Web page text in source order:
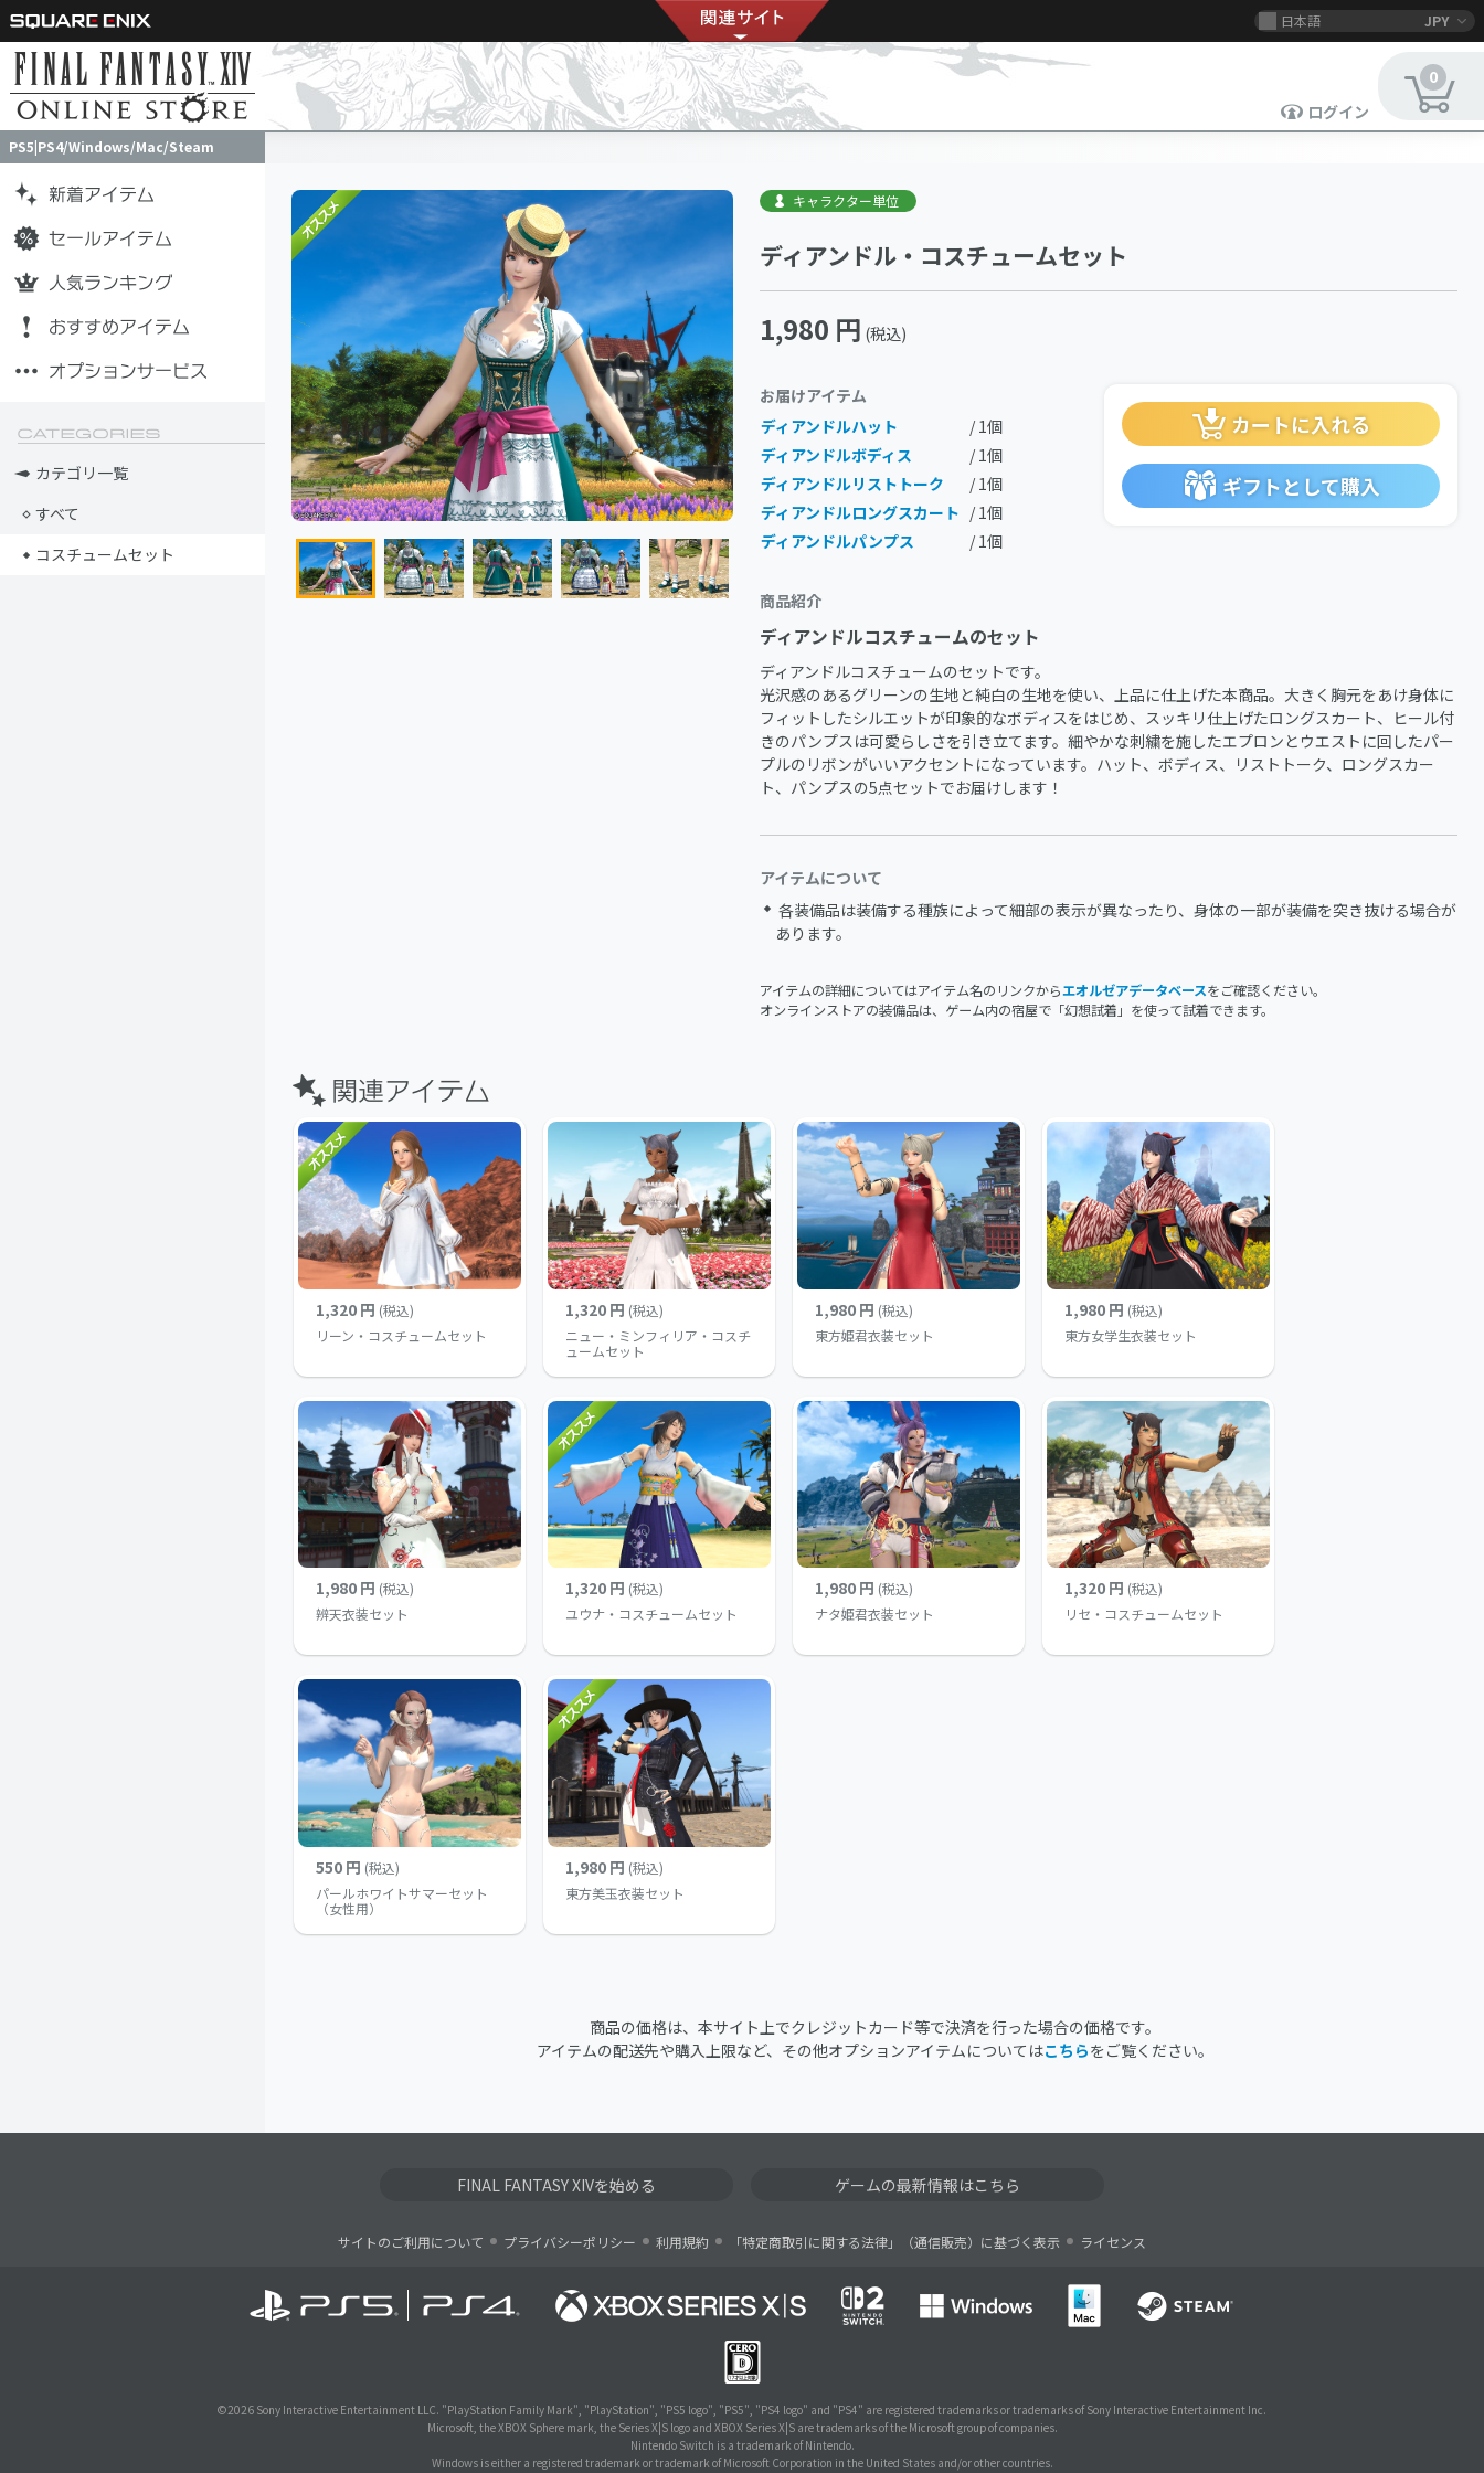
日本語 JPY
ログイン
0
PS5|PS4/Windows/Mac/Steam
PS5|PS4/Windows/Mac/Steam
カテゴリ一覧
すべて
コスチュームセット
キャラクター単位
ディアンドル・コスチュームセット
1,980 円 (税込)
カートに入れる
ギフトとして購入
お届けアイテム
ディアンドルハット
/ 1個
ディアンドルボディス
/ 1個
ディアンドルリストトーク
/ 1個
ディアンドルロングスカート / 1個
ディアンドルパンプス
/ 1個
商品紹介
ディアンドルコスチュームのセット
ディアンドルコスチュームのセットです。
光沢感のあるグリーンの生地と純白の生地を使い、上品に仕上げた本商品。大きく胸元をあけ身体に
フィットしたシルエットが印象的なボディスをはじめ、スッキリ仕上げたロングスカート、ヒール付
きのパンプスは可愛らしさを引き立てます。細やかな刺繍を施したエプロンとウエストに回したパー
プルのリボンがいいアクセントになっています。ハット、ボディス、リストトーク、ロングスカー
ト、パンプスの5点セットでお届けします！
アイテムについて
各装備品は装備する種族によって細部の表示が異なったり、身体の一部が装備を突き抜ける場合が
あります。
アイテムの詳細についてはアイテム名のリンクからエオルゼアデータベースをご確認ください。
オンラインストアの装備品は、ゲーム内の宿屋で「幻想試着」を使って試着できます。
1,320 円 (税込)
リーン・コスチュームセット
1,320 円 (税込)
ニュー・ミンフィリア・コスチ
ュームセット
1,980 円 (税込)
東方姫君衣装セット
1,980 円 (税込)
東方女学生衣装セット
1,980 円 (税込)
辨天衣装セット
1,320 円 (税込)
ユウナ・コスチュームセット
1,980 円 (税込)
ナタ姫君衣装セット
1,320 円 (税込)
リセ・コスチュームセット
550 円 (税込)
パールホワイトサマーセット
（女性用）
1,980 円 (税込)
東方美玉衣装セット
商品の価格は、本サイト上でクレジットカード等で決済を行った場合の価格です。
アイテムの配送先や購入上限など、その他オプションアイテムについてはこちらをご覧ください。
FINAL FANTASY XIVを始める ゲームの最新情報はこちら
サイトのご利用について プライバシーポリシー 利用規約 「特定商取引に関する法律」（通信販売）に基づく表示 ライセンス
©2026 Sony Interactive Entertainment LLC. "PlayStation Family Mark", "PlayStation", "PS5 logo", "PS5", "PS4 logo" and "PS4" are registered trademarks or trademarks of Sony Interactive Entertainment Inc.
Microsoft, the XBOX Sphere mark, the Series X|S logo and XBOX Series X|S are trademarks of the Microsoft group of companies.
Nintendo Switch is a trademark of Nintendo.
Windows is either a registered trademark or trademark of Microsoft Corporation in the United States and/or other countries.